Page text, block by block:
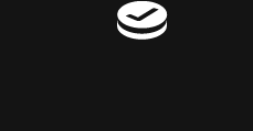
Sede legale
Piazzale Luigi